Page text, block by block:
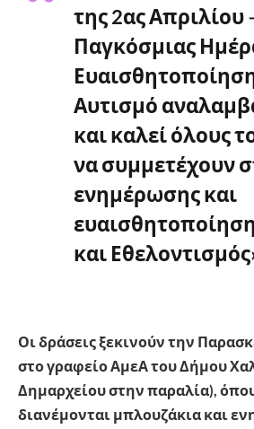
της 2ας Απριλίου
Παγκόσμιας
Αυτισμό
και καλεί όλους
να συμμετέχουν
ενημέρωσης και
και
Οι δράσεις ξεκινούν την
στο γραφείο ΑμεΑ του Δήμου
Δημαρχείου στην παραλία),
διανέμονται μπλουζάκια και